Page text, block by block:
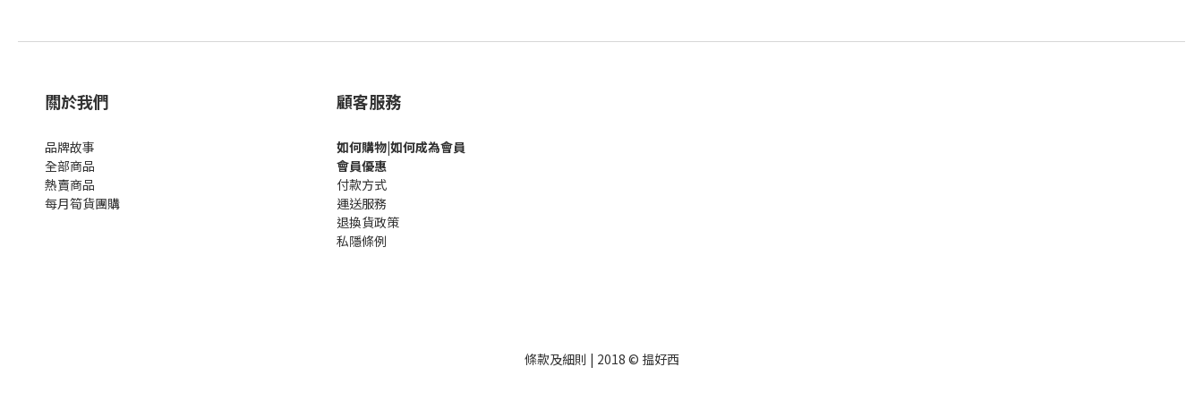
關於我們
品牌故事
全部商品
熱賣商品
每月筍貨團購
顧客服務
如何購物|如何成為會員
會員優惠
付款方式
運送服務
退換貨政策
私隱條例
條款及細則 | 2018 © 揾好西